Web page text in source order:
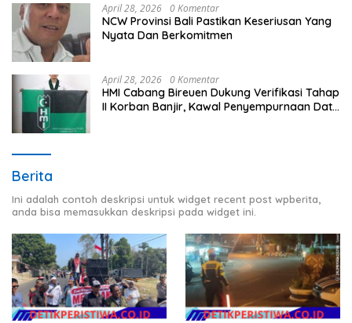
April 28, 2026 0 Komentar
NCW Provinsi Bali Pastikan Keseriusan Yang
Nyata Dan Berkomitmen
April 28, 2026 0 Komentar
HMI Cabang Bireuen Dukung Verifikasi Tahap
II Korban Banjir, Kawal Penyempurnaan Data
Berita
Ini adalah contoh deskripsi untuk widget recent post wpberita,
anda bisa memasukkan deskripsi pada widget ini.